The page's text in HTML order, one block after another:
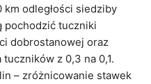
odległości siedziby
pochodzić tuczniki
dobrostanowej oraz
z 0,3 na 0,1.
– zróżnicowanie stawek